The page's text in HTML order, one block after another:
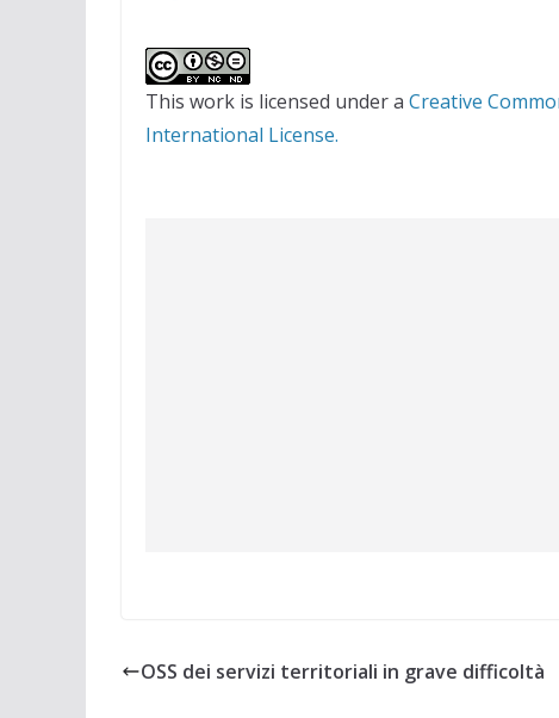
This work is licensed under a Creative
International License.
OSS dei servizi territoriali in grave difficoltà